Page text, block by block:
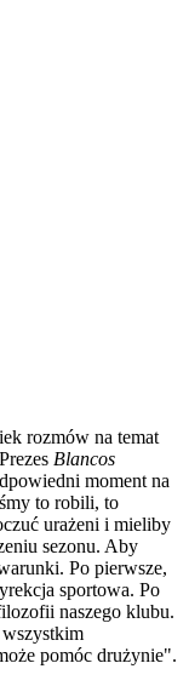
rozmów na temat
Blancos
moment na
to robili, to
urażeni i mieliby
sezonu. Aby
Po pierwsze,
sportowa. Po
naszego klubu.
pomóc drużynie".